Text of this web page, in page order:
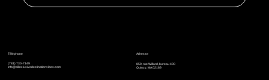
Adresse
859, rue Willard, bureau 400
Quincy, MA 02169
Téléphone
(781) 730-7149
info@allinclusivedestinationvibes.com